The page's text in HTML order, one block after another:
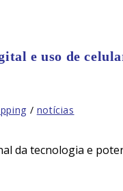
e uso de
/ notícias
da tecnologia e